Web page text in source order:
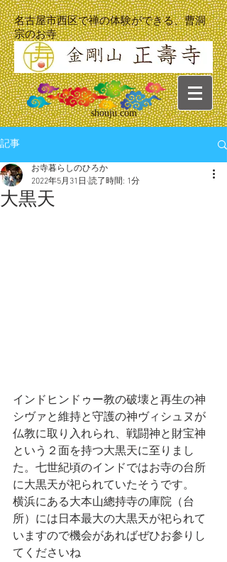
名古屋市西区で禅の体験ができる、曹洞
宗のお寺
shouju.com
記事
大黒天
お寺暮らしのひろか
2022年5月31日 読了時間: 1分
インドヒンドゥー教の破壊と再生の神
シヴァと維持と守護の神ヴィシュヌが
仏教に取り入れられ、戦闘神と財宝神
という２面を持つ大黒天に至りまし
た。七世紀頃のインドではお寺の台所
に大黒天が祀られていたそうです。
横浜にある大本山總持寺の庫院（台
所）には日本最大の大黒天が祀られて
いますので機会があればぜひお参りし
てくださいね